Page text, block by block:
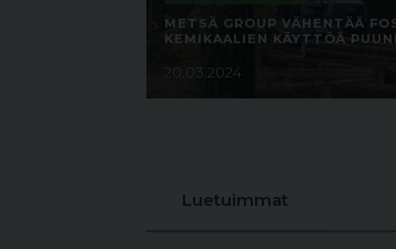
METSÄ GROUP VÄHENTÄÄ
KEMIKAALIEN KÄYTTÖÄ
20.03.2024
Luetuimmat